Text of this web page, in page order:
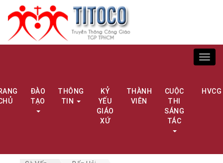
ĐÀO
TẠO
THÔNG
TIN
KỶ
YẾU
GIÁO
XỨ
THÀNH
VIÊN
CUỘC
THI
SÁNG
TÁC
HVCG